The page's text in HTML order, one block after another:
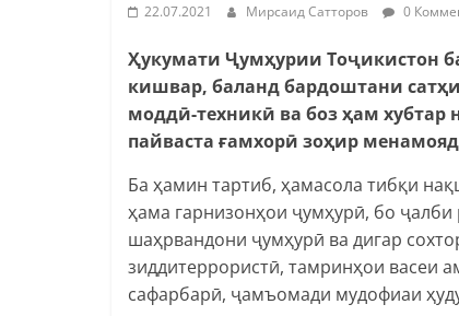
22.07.2021 Мирсаид Сатторов 0
Ҳукумати Ҷумҳурии Тоҷикистон
кишвар, баланд бардоштани
моддӣ-техникӣ ва боз ҳам
пайваста ғамхорӣ зоҳир
Ба ҳамин тартиб, ҳамасола тибқи
ҳама гарнизонҳои ҷумҳурӣ, бо
шаҳрвандони ҷумҳурӣ ва дигар
зиддитеррористӣ, тамринҳои васеи
сафарбарӣ, ҷамъомади мудофиаи